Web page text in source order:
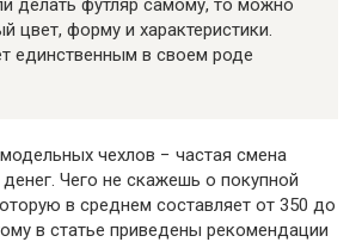
делать футляр самому, то можно
цвет, форму и характеристики.
единственным в своем роде
чехлов − частая смена
Чего не скажешь о покупной
в среднем составляет от 350 до
в статье приведены рекомендации